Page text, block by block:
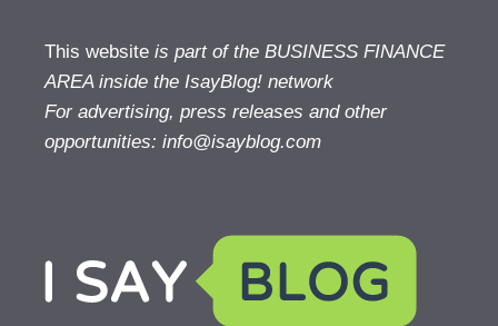
This website is part of the BUSINESS FINANCE
AREA inside the IsayBlog! network
For advertising, press releases and other
opportunities: info@isayblog.com